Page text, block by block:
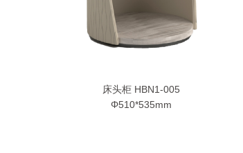
床头柜 HBN1-005
Φ510*535mm